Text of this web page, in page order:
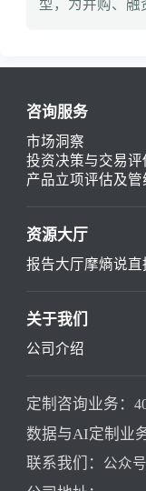
型，为并购、融
咨询服务
市场洞察
投资决策与交易评
产品立项评估及管
资源大厅
报告大厅摩熵说直
关于我们
公司介绍
定制咨询业务：
数据与AI定制业务
联系我们： 公众号